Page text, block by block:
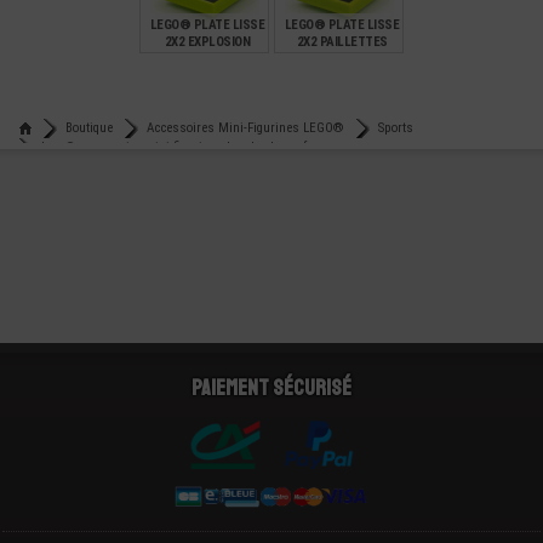
LEGO® PLATE LISSE
2X2 EXPLOSION
LEGO® PLATE LISSE
2X2 PAILLETTES
Boutique
Accessoires Mini-Figurines LEGO®
Sports
Lego® accessoire mini-figurine planche de surf
Paiement sécurisé